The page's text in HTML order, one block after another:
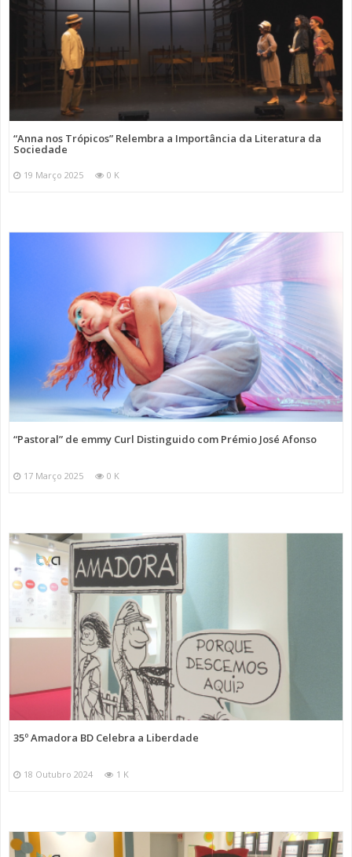
“Anna nos Trópicos” Relembra a Importância da Literatura da
Sociedade
19 Março 2025 0 K
“Pastoral” de emmy Curl Distinguido com Prémio José Afonso
17 Março 2025 0 K
35º Amadora BD Celebra a Liberdade
18 Outubro 2024 1 K